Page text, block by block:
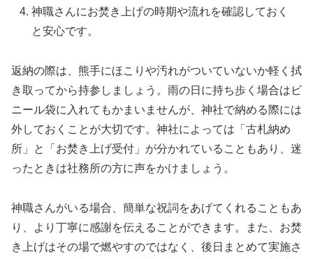
神職さんにお焚き上げの時期や流れを確認しておく
と安心です。
返納の際は、熊手にほこりや汚れがついていないか軽く拭
き取ってから持参しましょう。雨の日に持ち歩く場合はビ
ニール袋に入れてもかまいませんが、神社で納める際には
外しておくことが大切です。神社によっては「古札納め
所」と「お焚き上げ受付」が分かれていることもあり、迷
ったときは社務所の方に声をかけましょう。
神職さんがいる場合、簡単な祝詞をあげてくれることもあ
り、より丁寧に感謝を伝えることができます。また、お焚
き上げはその場で燃やすのではなく、後日まとめて実施さ